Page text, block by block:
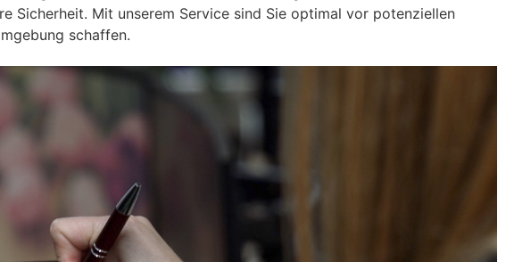
Sicherheit. Mit unserem Service sind Sie optimal vor potenziellen
schaffen.